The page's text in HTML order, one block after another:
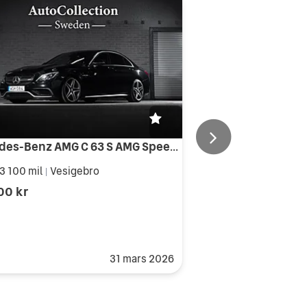
Mercedes-Benz AMG C 63 S AMG Speedshift MCT Burmester 3D
100 mil Vesigebro
kr
31 mars 2026